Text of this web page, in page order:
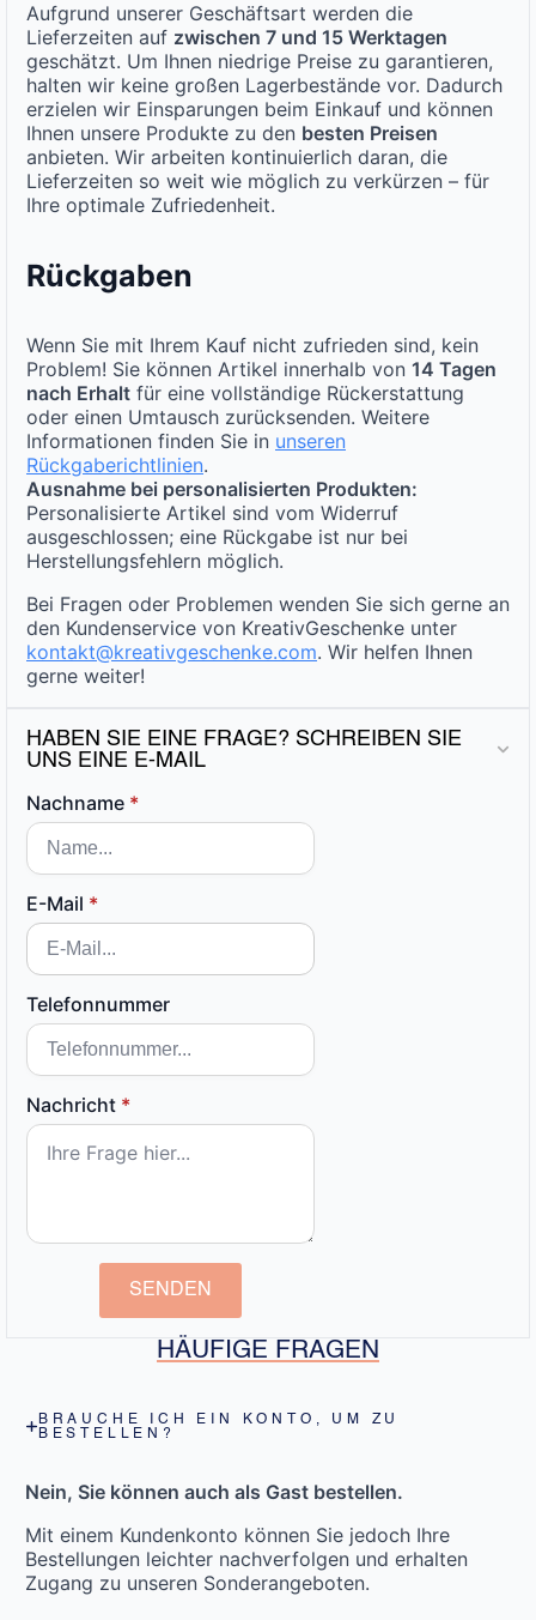
Aufgrund unserer Geschäftsart werden die
Lieferzeiten auf zwischen 7 und 15 Werktagen
geschätzt. Um Ihnen niedrige Preise zu garantieren,
halten wir keine großen Lagerbestände vor. Dadurch
erzielen wir Einsparungen beim Einkauf und können
Ihnen unsere Produkte zu den besten Preisen
anbieten. Wir arbeiten kontinuierlich daran, die
Lieferzeiten so weit wie möglich zu verkürzen – für
Ihre optimale Zufriedenheit.
Rückgaben
Wenn Sie mit Ihrem Kauf nicht zufrieden sind, kein
Problem! Sie können Artikel innerhalb von 14 Tagen
nach Erhalt für eine vollständige Rückerstattung
oder einen Umtausch zurücksenden. Weitere
Informationen finden Sie in unseren
Rückgaberichtlinien.
Ausnahme bei personalisierten Produkten:
Personalisierte Artikel sind vom Widerruf
ausgeschlossen; eine Rückgabe ist nur bei
Herstellungsfehlern möglich.
Bei Fragen oder Problemen wenden Sie sich gerne an
den Kundenservice von KreativGeschenke unter
kontakt@kreativgeschenke.com. Wir helfen Ihnen
gerne weiter!
HABEN SIE EINE FRAGE? SCHREIBEN SIE
UNS EINE E-MAIL
Nachname *
E-Mail *
Telefonnummer
Nachricht *
SENDEN
HÄUFIGE FRAGEN
BRAUCHE ICH EIN KONTO, UM ZU
BESTELLEN?
Nein, Sie können auch als Gast bestellen.
Mit einem Kundenkonto können Sie jedoch Ihre
Bestellungen leichter nachverfolgen und erhalten
Zugang zu unseren Sonderangeboten.